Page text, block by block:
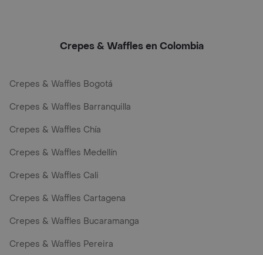
Crepes & Waffles en Colombia
Crepes & Waffles Bogotá
Crepes & Waffles Barranquilla
Crepes & Waffles Chía
Crepes & Waffles Medellín
Crepes & Waffles Cali
Crepes & Waffles Cartagena
Crepes & Waffles Bucaramanga
Crepes & Waffles Pereira